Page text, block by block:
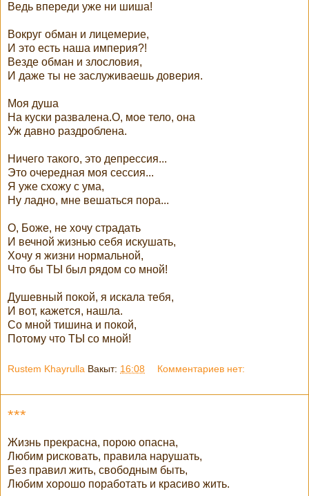
Ведь впереди уже ни шиша!
Вокруг обман и лицемерие,
И это есть наша империя?!
Везде обман и злословия,
И даже ты не заслуживаешь доверия.
Моя душа
На куски развалена.О, мое тело, она
Уж давно раздроблена.
Ничего такого, это депрессия...
Это очередная моя сессия...
Я уже схожу с ума,
Ну ладно, мне вешаться пора...
О, Боже, не хочу страдать
И вечной жизнью себя искушать,
Хочу я жизни нормальной,
Что бы ТЫ был рядом со мной!
Душевный покой, я искала тебя,
И вот, кажется, нашла.
Со мной тишина и покой,
Потому что ТЫ со мной!
Rustem Khayrulla Вакыт: 16:08 Комментариев нет:
***
Жизнь прекрасна, порою опасна,
Любим рисковать, правила нарушать,
Без правил жить, свободным быть,
Любим хорошо поработать и красиво жить.